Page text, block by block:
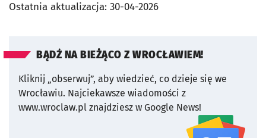
Ostatnia aktualizacja: 30-04-2026
BĄDŹ NA BIEŻĄCO Z WROCŁAWIEM!
Kliknij „obserwuj”, aby wiedzieć, co dzieje się we
Wrocławiu. Najciekawsze wiadomości z
www.wroclaw.pl znajdziesz w Google News!